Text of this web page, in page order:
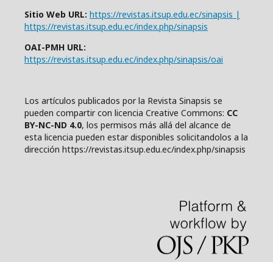
Sitio Web URL: https://revistas.itsup.edu.ec/sinapsis |
https://revistas.itsup.edu.ec/index.php/sinapsis
OAI-PMH URL:
https://revistas.itsup.edu.ec/index.php/sinapsis/oai
Los artículos publicados por la Revista Sinapsis se
pueden compartir con licencia Creative Commons: CC
BY-NC-ND 4.0, los permisos más allá del alcance de
esta licencia pueden estar disponibles solicitandolos a la
dirección https://revistas.itsup.edu.ec/index.php/sinapsis